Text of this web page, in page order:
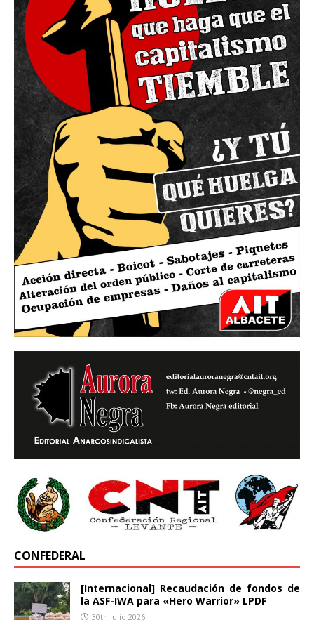
CONFEDERAL
[Internacional] Recaudación de fondos de
la ASF-IWA para «Hero Warrior» LPDF
30th julio 2026